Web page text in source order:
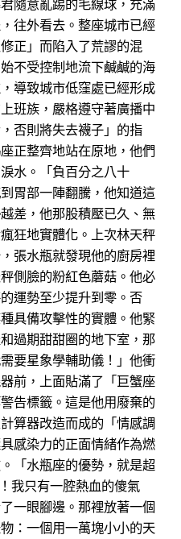
隨意亂踢的毛線球，充滿
往外看去。整座城市已經
正」而陷入了荒謬的混
不受控制地流下鹹鹹的海
導致城市低窪處已經形成
班族，嚴格遵守著廣播中
否則將失去襪子」的指
正整齊地站在原地，他們
水。「負百分之八十
胃部一陣翻騰，他知道這
差，他那股積壓已久、無
狂地實體化。上次林天秤
張水瓶就發現他的廚房裡
側臉的粉紅色蘑菇。他必
運勢至少提升到零。否
具備攻擊性的實體。他緊
過期甜甜圈的地下室，那
要星象學輔助儀！」他衝
前，上面貼滿了「巨蟹座
告標籤。這是他用廢棄的
算器改造而成的「情感調
感染力的正面情緒作為燃
「水瓶座的優勢，就是超
我只有一腔熱血的傻氣
一眼腳邊。那裡放著一個
：一個用一萬塊小小的天